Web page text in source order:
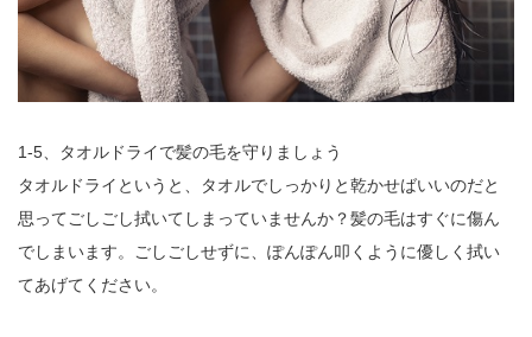
1-5、タオルドライで髪の毛を守りましょう
タオルドライというと、タオルでしっかりと乾かせばいいのだと
思ってごしごし拭いてしまっていませんか？髪の毛はすぐに傷ん
でしまいます。ごしごしせずに、ぽんぽん叩くように優しく拭い
てあげてください。